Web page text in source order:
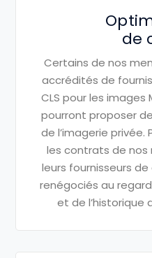
de
Certains de nos
accrédités de
CLS pour les images
pourront proposer
de l’imagerie privée.
les contrats de nos
leurs fournisseurs de
renégociés au
et de l’historique